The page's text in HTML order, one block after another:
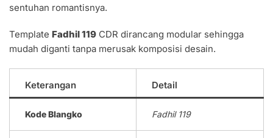
sentuhan romantisnya.
Template Fadhil 119 CDR dirancang modular sehingga
mudah diganti tanpa merusak komposisi desain.
Keterangan Detail
Kode Blangko Fadhil 119